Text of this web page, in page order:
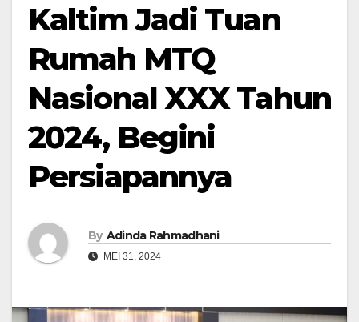
Kaltim Jadi Tuan
Rumah MTQ
Nasional XXX Tahun
2024, Begini
Persiapannya
By Adinda Rahmadhani
MEI 31, 2024